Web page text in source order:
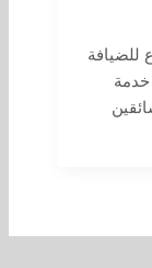
|51678199| الابداع للضيافة
خدمة